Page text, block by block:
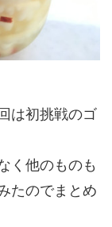
は初挑戦のゴ
く他のものも
たのでまとめ